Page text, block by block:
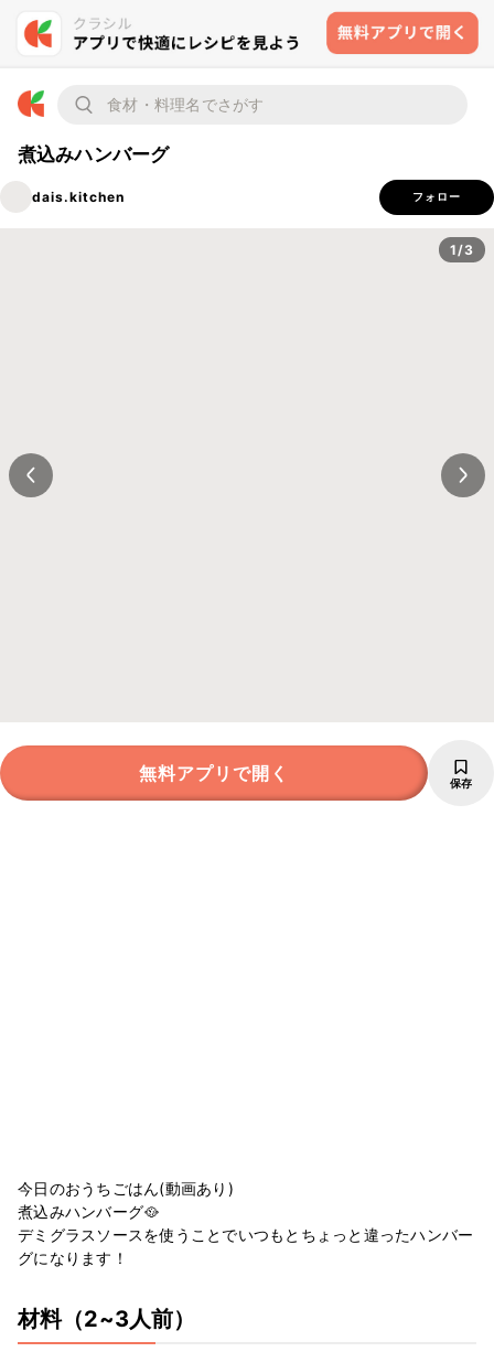
煮込みハンバーグ
dais.kitchen フォロー
1/3
無料アプリで開く 保存
今日のおうちごはん(動画あり)
煮込みハンバーグ🥘
デミグラスソースを使うことでいつもとちょっと違ったハンバー
グになります！
材料（2~3人前）